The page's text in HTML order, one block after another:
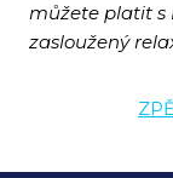
můžete platit s
zasloužený